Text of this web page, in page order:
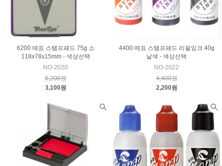
6200 매표 스탬프패드 75g 소
118x78x15mm - 색상선택
NO-2020
6,200원
3,100원
4400 매표 스탬프패드 리필잉크 40g
낱색 - 색상선택
NO-2022
4,400원
2,200원